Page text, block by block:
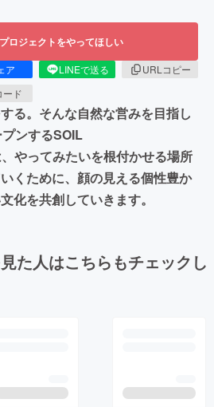
ロジェクトをやってほしい
ア LINEで送る
URLコピー
ード
る。そんな自然な営みを目指し
ンするSOIL
やってみたいを根付かせる場所
くために、顔の見える個性豊か
化を共創していきます。
た人はこちらもチェックし